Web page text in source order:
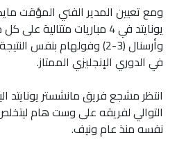
ومع تعيين المدير الفني المؤقت
في الدوري الإنجليزي الممتاز.
انتظر مشجع فريق مانشستر يونايتد
التوالي لفريقه على وست هام
نفسه منذ عام ونيف.